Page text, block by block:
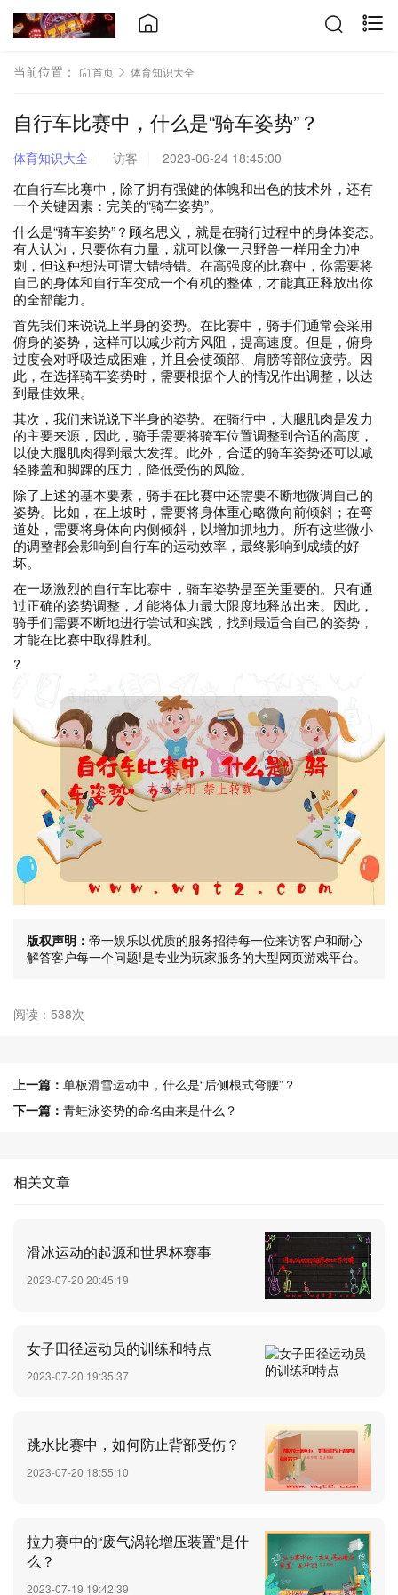
当前位置： 首页 体育知识大全
自行车比赛中，什么是“骑车姿势”？
体育知识大全 访客 2023-06-24 18:45:00
在自行车比赛中，除了拥有强健的体魄和出色的技术外，还有
一个关键因素：完美的“骑车姿势”。
什么是“骑车姿势”？顾名思义，就是在骑行过程中的身体姿态。
有人认为，只要你有力量，就可以像一只野兽一样用全力冲
刺，但这种想法可谓大错特错。在高强度的比赛中，你需要将
自己的身体和自行车变成一个有机的整体，才能真正释放出你
的全部能力。
首先我们来说说上半身的姿势。在比赛中，骑手们通常会采用
俯身的姿势，这样可以减少前方风阻，提高速度。但是，俯身
过度会对呼吸造成困难，并且会使颈部、肩膀等部位疲劳。因
此，在选择骑车姿势时，需要根据个人的情况作出调整，以达
到最佳效果。
其次，我们来说说下半身的姿势。在骑行中，大腿肌肉是发力
的主要来源，因此，骑手需要将骑车位置调整到合适的高度，
以使大腿肌肉得到最大发挥。此外，合适的骑车姿势还可以减
轻膝盖和脚踝的压力，降低受伤的风险。
除了上述的基本要素，骑手在比赛中还需要不断地微调自己的
姿势。比如，在上坡时，需要将身体重心略微向前倾斜；在弯
道处，需要将身体向内侧倾斜，以增加抓地力。所有这些微小
的调整都会影响到自行车的运动效率，最终影响到成绩的好
坏。
在一场激烈的自行车比赛中，骑车姿势是至关重要的。只有通
过正确的姿势调整，才能将体力最大限度地释放出来。因此，
骑手们需要不断地进行尝试和实践，找到最适合自己的姿势，
才能在比赛中取得胜利。
?
版权声明： 帝一娱乐以优质的服务招待每一位来访客户和耐心
解答客户每一个问题!是专业为玩家服务的大型网页游戏平台。
阅读：538次
上一篇： 单板滑雪运动中，什么是“后侧根式弯腰”？
下一篇： 青蛙泳姿势的命名由来是什么？
相关文章
滑冰运动的起源和世界杯赛事
2023-07-20 20:45:19
女子田径运动员的训练和特点
2023-07-20 19:35:37
跳水比赛中，如何防止背部受伤？
2023-07-20 18:55:10
拉力赛中的“废气涡轮增压装置”是什
么？
2023-07-19 19:42:39